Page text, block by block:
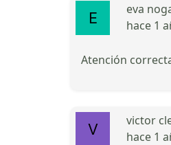
eva
hace 1
Atención
victor
hace 1